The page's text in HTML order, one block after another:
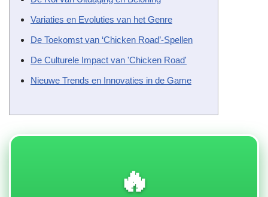
Variaties en Evoluties van het Genre
De Toekomst van ‘Chicken Road’-Spellen
De Culturele Impact van 'Chicken Road'
Nieuwe Trends en Innovaties in de Game
🔥